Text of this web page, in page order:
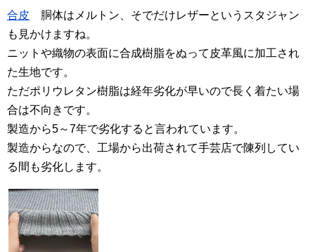
合皮 胴体はメルトン、そでだけレザーというスタジャン
も見かけますね。
ニットや織物の表面に合成樹脂をぬって皮革風に加工され
た生地です。
ただポリウレタン樹脂は経年劣化が早いので長く着たい場
合は不向きです。
製造から5～7年で劣化すると言われています。
製造からなので、工場から出荷されて手芸店で陳列してい
る間も劣化します。